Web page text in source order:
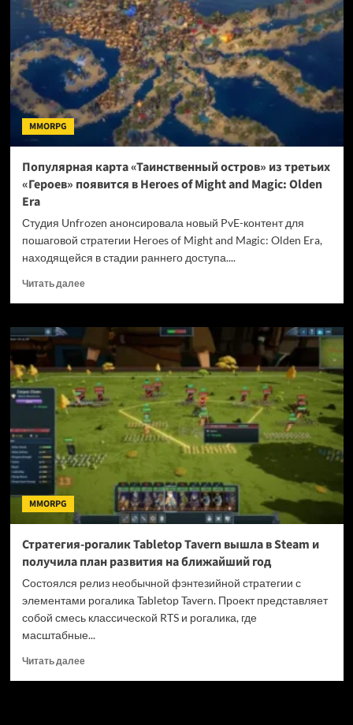
демоверсия
стратегии
Stronghold
4
MMORPG
Популярная карта «Таинственный остров» из третьих
«Героев» появится в Heroes of Might and Magic: Olden
Era
Студия Unfrozen анонсировала новый PvE-контент для
пошаговой стратегии Heroes of Might and Magic: Olden Era,
находящейся в стадии раннего доступа....
Читать далееПрочитать
Популярная
карта
«Таинственный
остров»
из
третьих
«Героев»
появится
Heroes
Era
MMORPG
Стратегия-рогалик Tabletop Tavern вышла в Steam и
получила план развития на ближайший год
Состоялся релиз необычной фэнтезийной стратегии с
элементами рогалика Tabletop Tavern. Проект представляет
собой смесь классической RTS и рогалика, где
масштабные...
Читать далееПрочитать